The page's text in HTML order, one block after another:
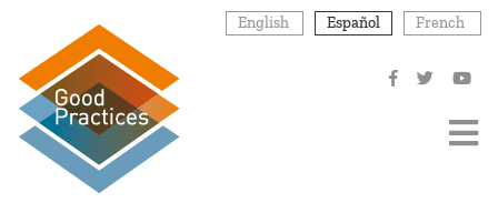
contenido
principal
English Español French